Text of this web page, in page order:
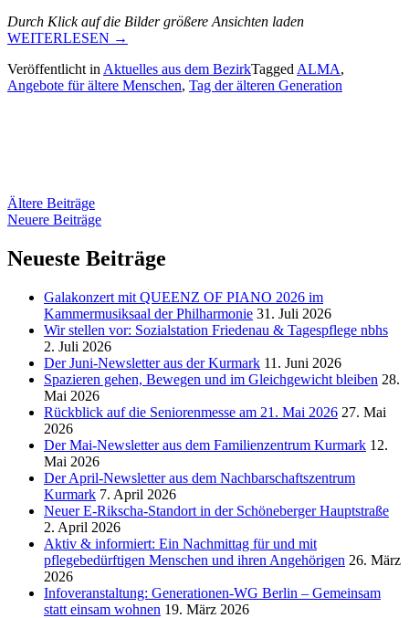
Durch Klick auf die Bilder größere Ansichten laden
WEITERLESEN „Rückblick
den
Tag
→
Veröffentlicht in Aktuelles aus dem BezirkTagged ALMA,
Angebote für ältere Menschen, Tag der älteren Generation
Beitragsnavigation
Ältere Beiträge
Neuere Beiträge
Neueste Beiträge
Galakonzert mit QUEENZ OF PIANO 2026 im
Kammermusiksaal der Philharmonie 31. Juli 2026
Wir stellen vor: Sozialstation Friedenau & Tagespflege nbhs
2. Juli 2026
Der Juni-Newsletter aus der Kurmark 11. Juni 2026
Spazieren gehen, Bewegen und im Gleichgewicht bleiben 28.
Mai 2026
Rückblick auf die Seniorenmesse am 21. Mai 2026 27. Mai
2026
Der Mai-Newsletter aus dem Familienzentrum Kurmark 12.
Mai 2026
Der April-Newsletter aus dem Nachbarschaftszentrum
Kurmark 7. April 2026
Neuer E-Rikscha-Standort in der Schöneberger Hauptstraße
2. April 2026
Aktiv & informiert: Ein Nachmittag für und mit
pflegebedürftigen Menschen und ihren Angehörigen 26. März
2026
Infoveranstaltung: Generationen-WG Berlin – Gemeinsam
statt einsam wohnen 19. März 2026